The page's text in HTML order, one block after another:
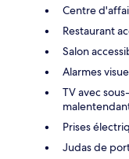
Centre
Restaurant
Salon
Alarmes
TV avec
Prises
Judas de